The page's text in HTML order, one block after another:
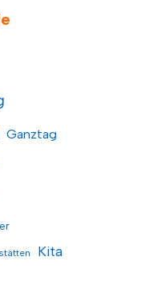
Ganztag
Kita